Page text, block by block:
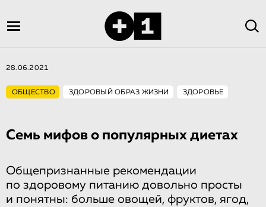
28.06.2021
ОБЩЕСТВО ЗДОРОВЫЙ ОБРАЗ ЖИЗНИ ЗДОРОВЬЕ
Семь мифов о популярных диетах
Общепризнанные рекомендации
по здоровому питанию довольно просты
и понятны: больше овощей, фруктов, ягод,